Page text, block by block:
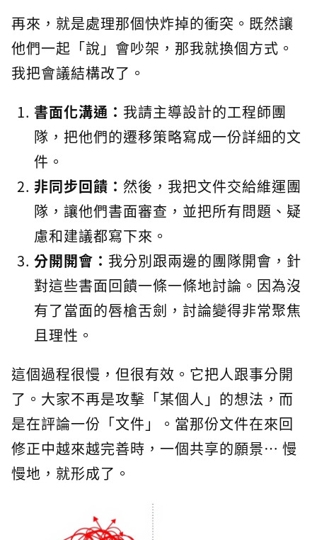
再來，就是處理那個快炸掉的衝突。既然讓
他們一起「說」會吵架，那我就換個方式。
我把會議結構改了。
書面化溝通： 我請主導設計的工程師團
隊，把他們的遷移策略寫成一份詳細的文
件。
非同步回饋： 然後，我把文件交給維運團
隊，讓他們書面審查，並把所有問題、疑
慮和建議都寫下來。
分開開會： 我分別跟兩邊的團隊開會，針
對這些書面回饋一條一條地討論。因為沒
有了當面的唇槍舌劍，討論變得非常聚焦
且理性。
這個過程很慢，但很有效。它把人跟事分開
了。大家不再是攻擊「某個人」的想法，而
是在評論一份「文件」。當那份文件在來回
修正中越來越完善時，一個共享的願景… 慢
慢地，就形成了。